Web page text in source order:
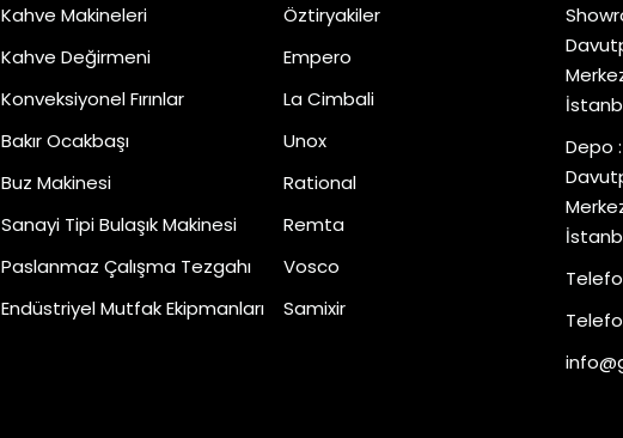
Kahve Makineleri
Kahve Değirmeni
Konveksiyonel Fırınlar
Bakır Ocakbaşı
Buz Makinesi
Sanayi Tipi Bulaşık Makinesi
Paslanmaz Çalışma Tezgahı
Endüstriyel Mutfak Ekipmanları
Öztiryakiler
Empero
La Cimbali
Unox
Rational
Remta
Vosco
Samixir
Depo